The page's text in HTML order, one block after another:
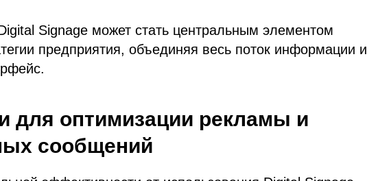
Signage может стать центральным элементом
предприятия, объединяя весь поток информации и
для оптимизации рекламы и
сообщений